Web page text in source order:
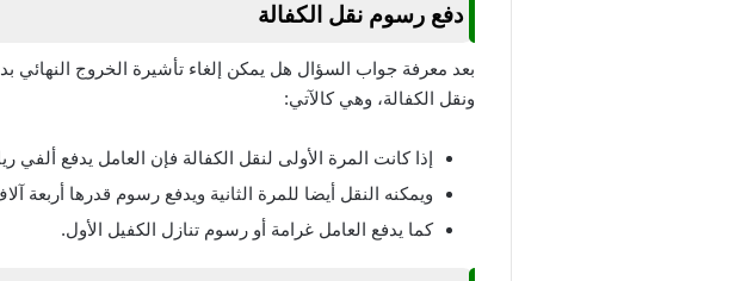
دفع رسوم نقل الكفالة
بعد معرفة جواب السؤال هل يمكن إلغاء تأشيرة الخروج النهائي
ونقل الكفالة، وهي كالآتي:
إذا كانت المرة الأولى لنقل الكفالة فإن العامل يدفع ألفي
ويمكنه النقل أيضا للمرة الثانية ويدفع رسوم قدرها أربعة
كما يدفع العامل غرامة أو رسوم تنازل الكفيل الأول.